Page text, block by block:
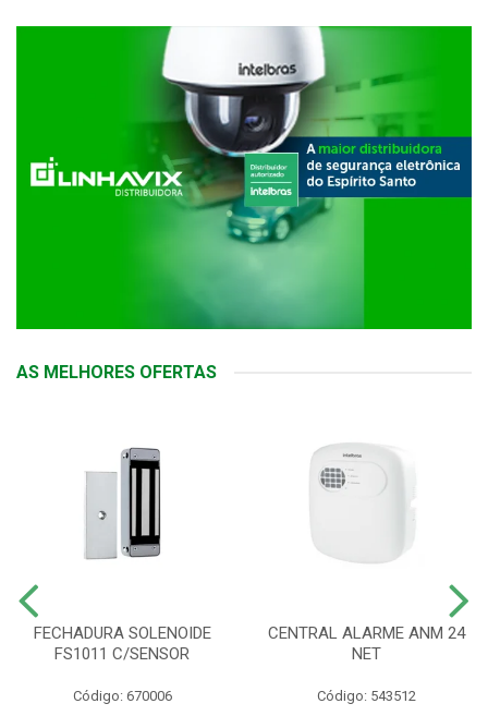
AS MELHORES OFERTAS
FECHADURA SOLENOIDE
FS1011 C/SENSOR
Código: 670006
CENTRAL ALARME ANM 24
NET
Código: 543512